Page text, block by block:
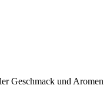
Geschmack und Aromen